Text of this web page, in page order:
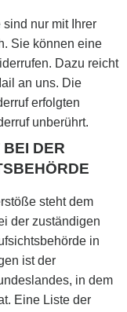
nur mit Ihrer
Sie können eine
Dazu reicht
an uns. Die
erfolgten
unberührt.
DER
steht dem
der zuständigen
in
ist der
in dem
Eine Liste der